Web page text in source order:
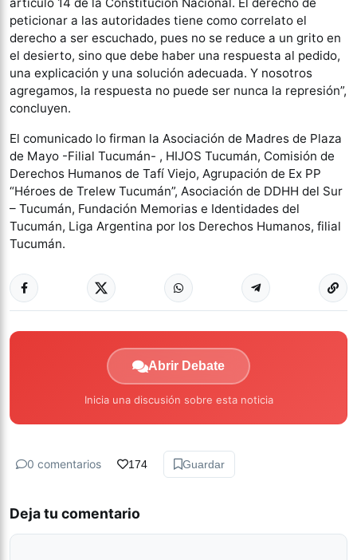
peticionar a las autoridades tiene como correlato el
derecho a ser escuchado, pues no se reduce a un grito en
el desierto, sino que debe haber una respuesta al pedido,
una explicación y una solución adecuada. Y nosotros
agregamos, la respuesta no puede ser nunca la represión”,
concluyen.
El comunicado lo firman la Asociación de Madres de Plaza
de Mayo -Filial Tucumán- , HIJOS Tucumán, Comisión de
Derechos Humanos de Tafí Viejo, Agrupación de Ex PP
“Héroes de Trelew Tucumán”, Asociación de DDHH del Sur
– Tucumán, Fundación Memorias e Identidades del
Tucumán, Liga Argentina por los Derechos Humanos, filial
Tucumán.
Abrir Debate
Inicia una discusión sobre esta noticia
0 comentarios 174 Guardar
Deja tu comentario